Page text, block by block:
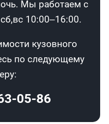
Мы работаем с
10:00–16:00.
кузовного
по следующему
05-86